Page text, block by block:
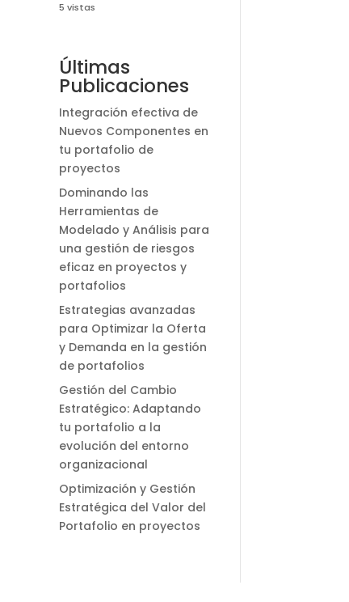
5 vistas
Últimas
Publicaciones
Integración efectiva de
Nuevos Componentes en
tu portafolio de
proyectos
Dominando las
Herramientas de
Modelado y Análisis para
una gestión de riesgos
eficaz en proyectos y
portafolios
Estrategias avanzadas
para Optimizar la Oferta
y Demanda en la gestión
de portafolios
Gestión del Cambio
Estratégico: Adaptando
tu portafolio a la
evolución del entorno
organizacional
Optimización y Gestión
Estratégica del Valor del
Portafolio en proyectos